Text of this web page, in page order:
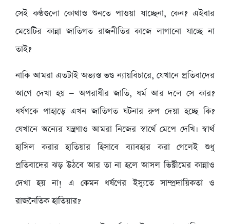
সেই কণ্ঠগুলো কোথাও শুনতে পাওয়া যাচ্ছেনা, কেন? এইবার
মেয়েটির কান্না জাতিগত রাজনীতির কাজে লাগানো যাচ্ছে না
তাই?
নাকি আমরা এতটাই অভ্যস্ত ভণ্ড ন্যায়বিচারে, যেখানে প্রতিবাদের
আগে দেখা হয় — অপরাধীর জাতি, ধর্ম আর দলে সে কার?
ধর্ষণকে পাহাড়ে এখন জাতিগত ঘটনার রুপ দেয়া হচ্ছে কি?
যেখানে অন্যের যন্ত্রণাও আমরা নিজের স্বার্থে মেপে দেখি। স্বার্থ
হাসিল করার হাতিয়ার হিসাবে ব্যাবহার করা গেলেই শুধু
প্রতিবাদের ঝড় উঠবে আর তা না হলে আসল ভিক্টীমের কান্নাও
দেখা হয় না! এ কেমন ধর্ষণের ইস্যুতে সাম্প্রদায়িকতা ও
রাজনৈতিক হাতিয়ার?